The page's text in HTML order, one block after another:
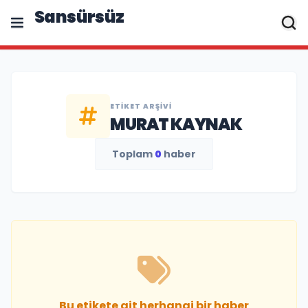
Sansürsüz
ETIKET ARŞIVI
MURAT KAYNAK
Toplam 0 haber